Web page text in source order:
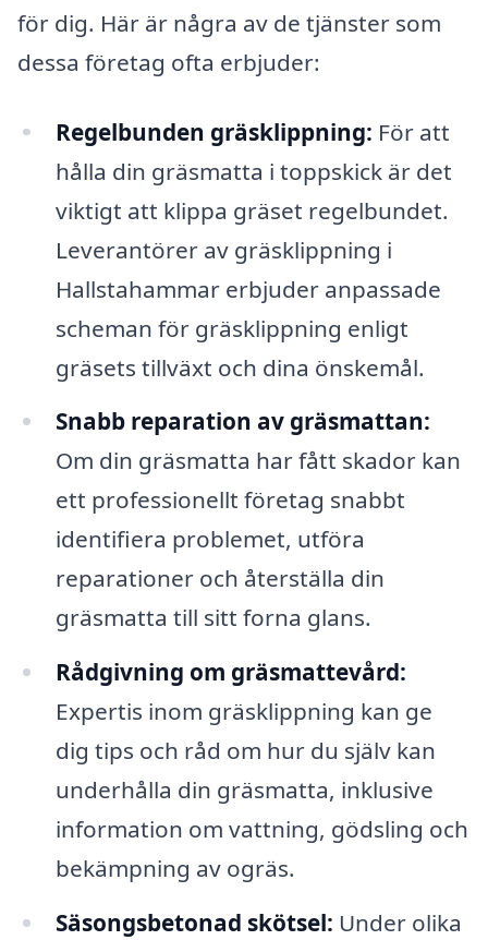
för dig. Här är några av de tjänster som
dessa företag ofta erbjuder:
Regelbunden gräsklippning: För att
hålla din gräsmatta i toppskick är det
viktigt att klippa gräset regelbundet.
Leverantörer av gräsklippning i
Hallstahammar erbjuder anpassade
scheman för gräsklippning enligt
gräsets tillväxt och dina önskemål.
Snabb reparation av gräsmattan:
Om din gräsmatta har fått skador kan
ett professionellt företag snabbt
identifiera problemet, utföra
reparationer och återställa din
gräsmatta till sitt forna glans.
Rådgivning om gräsmattevård:
Expertis inom gräsklippning kan ge
dig tips och råd om hur du själv kan
underhålla din gräsmatta, inklusive
information om vattning, gödsling och
bekämpning av ogräs.
Säsongsbetonad skötsel: Under olika